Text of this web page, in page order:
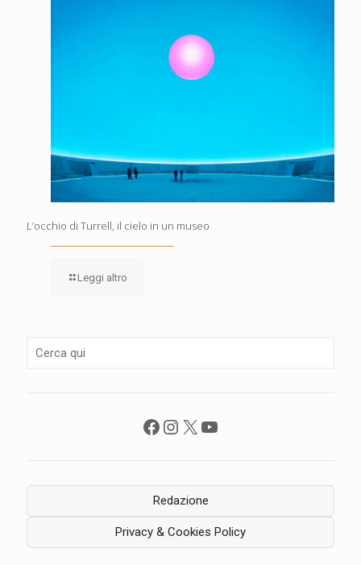
L’occhio di Turrell, il cielo in un museo
Leggi altro
Facebook
Instagram
X YouTube
Redazione
Privacy & Cookies Policy